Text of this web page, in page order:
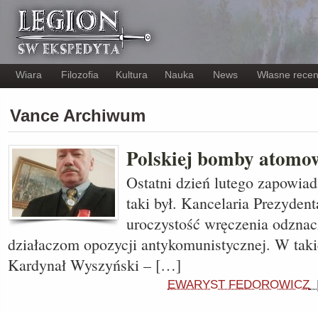
Wiara Filozofia Kultura Nauka News Własne
Vance Archiwum
Polskiej bomby
Ostatni dzień lutego
taki był. Kancelaria
uroczystość wręczenia
działaczom opozycji antykomunistycznej. W
Kardynał Wyszyński – […]
EWARYST FEDOROWICZ